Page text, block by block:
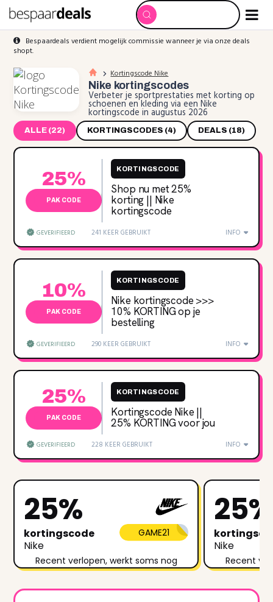
Bespaardeals verdient mogelijk commissie wanneer je via onze deals
shopt.
Kortingscode Nike
Nike kortingscodes
Verbeter je sportprestaties met korting op
schoenen en kleding via een Nike
kortingscode in augustus 2026
ALLE (22) KORTINGSCODES (4) DEALS (18)
25%
PAK CODE
KORTINGSCODE
Shop nu met 25‌%
korting || Nike
kortingscode
GEVERIFIEERD 241 KEER GEBRUIKT INFO
10%
PAK CODE
KORTINGSCODE
Nike kortingscode >>>
10‌% KORTING op je
bestelling
GEVERIFIEERD 290 KEER GEBRUIKT INFO
25%
PAK CODE
KORTINGSCODE
Kortingscode Nike ||
25‌% KORTING voor jou
GEVERIFIEERD 228 KEER GEBRUIKT INFO
25%
kortingscode
Nike
GAME21
Recent verlopen, werkt soms nog
25%
Nike
Recent